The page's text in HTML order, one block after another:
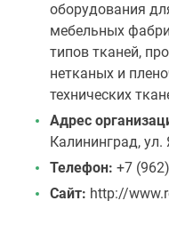
оборудования
мебельных
типов тканей,
нетканых и
технических
Адрес
Калининград, ул.
Телефон: +7
Сайт: http://